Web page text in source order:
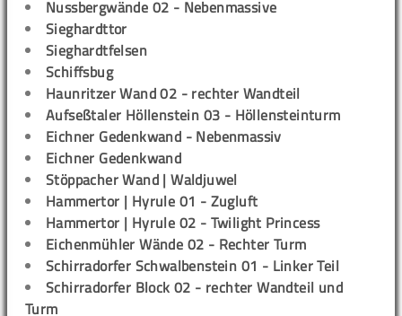
Nussbergwände 02 - Nebenmassive
Sieghardttor
Sieghardtfelsen
Schiffsbug
Haunritzer Wand 02 - rechter Wandteil
Aufseßtaler Höllenstein 03 - Höllensteinturm
Eichner Gedenkwand - Nebenmassiv
Eichner Gedenkwand
Stöppacher Wand | Waldjuwel
Hammertor | Hyrule 01 - Zugluft
Hammertor | Hyrule 02 - Twilight Princess
Eichenmühler Wände 02 - Rechter Turm
Schirradorfer Schwalbenstein 01 - Linker Teil
Schirradorfer Block 02 - rechter Wandteil und
Turm